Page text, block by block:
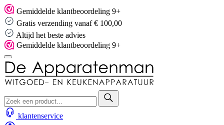
Skip
to
content
Gemiddelde klantbeoordeling 9+
Gratis verzending vanaf € 100,00
Altijd het beste advies
Gemiddelde klantbeoordeling 9+
klantenservice